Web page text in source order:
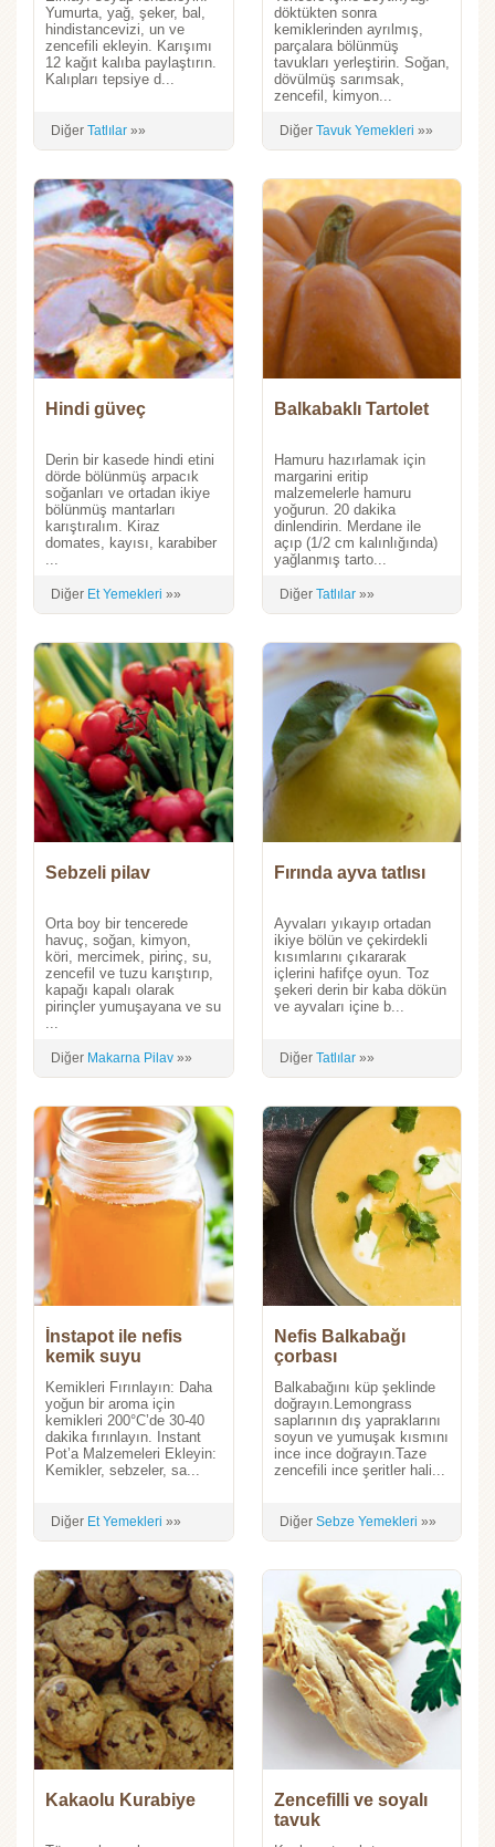
Yumurta, yağ, şeker, bal,
hindistancevizi, un ve
zencefili ekleyin. Karışımı
12 kağıt kalıba paylaştırın.
Kalıpları tepsiye d...
Diğer Tatlılar »»
döktükten sonra
kemiklerinden ayrılmış,
parçalara bölünmüş
tavukları yerleştirin. Soğan,
dövülmüş sarımsak,
zencefil, kimyon...
Diğer Tavuk Yemekleri »»
Hindi güveç
Derin bir kasede hindi etini
dörde bölünmüş arpacık
soğanları ve ortadan ikiye
bölünmüş mantarları
karıştıralım. Kiraz
domates, kayısı, karabiber
...
Diğer Et Yemekleri »»
Balkabaklı Tartolet
Hamuru hazırlamak için
margarini eritip
malzemelerle hamuru
yoğurun. 20 dakika
dinlendirin. Merdane ile
açıp (1/2 cm kalınlığında)
yağlanmış tarto...
Diğer Tatlılar»»
Sebzeli pilav
Orta boy bir tencerede
havuç, soğan, kimyon,
köri, mercimek, pirinç, su,
zencefil ve tuzu karıştırıp,
kapağı kapalı olarak
pirinçler yumuşayana ve su
...
Diğer Makarna Pilav »»
Fırında ayva tatlısı
Ayvaları yıkayıp ortadan
ikiye bölün ve çekirdekli
kısımlarını çıkararak
içlerini hafifçe oyun. Toz
şekeri derin bir kaba dökün
ve ayvaları içine b...
Diğer Tatlılar»»
İnstapot ile nefis
kemik suyu
Kemikleri Fırınlayın: Daha
yoğun bir aroma için
kemikleri 200°C’de 30-40
dakika fırınlayın. Instant
Pot’a Malzemeleri Ekleyin:
Kemikler, sebzeler, sa...
Diğer Et Yemekleri »»
Nefis Balkabağı
çorbası
Balkabağını küp şeklinde
doğrayın.Lemongrass
saplarının dış yapraklarını
soyun ve yumuşak kısmını
ince ince doğrayın.Taze
zencefili ince şeritler hali...
Diğer Sebze Yemekleri »»
Kakaolu Kurabiye
Zencefilli ve soyalı
tavuk